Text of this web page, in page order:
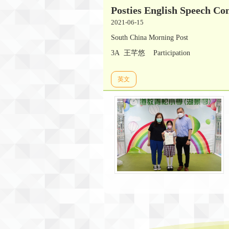
Posties English Speech
2021-06-15
South China Morning Post
3A 王芊悠 Participation
英文